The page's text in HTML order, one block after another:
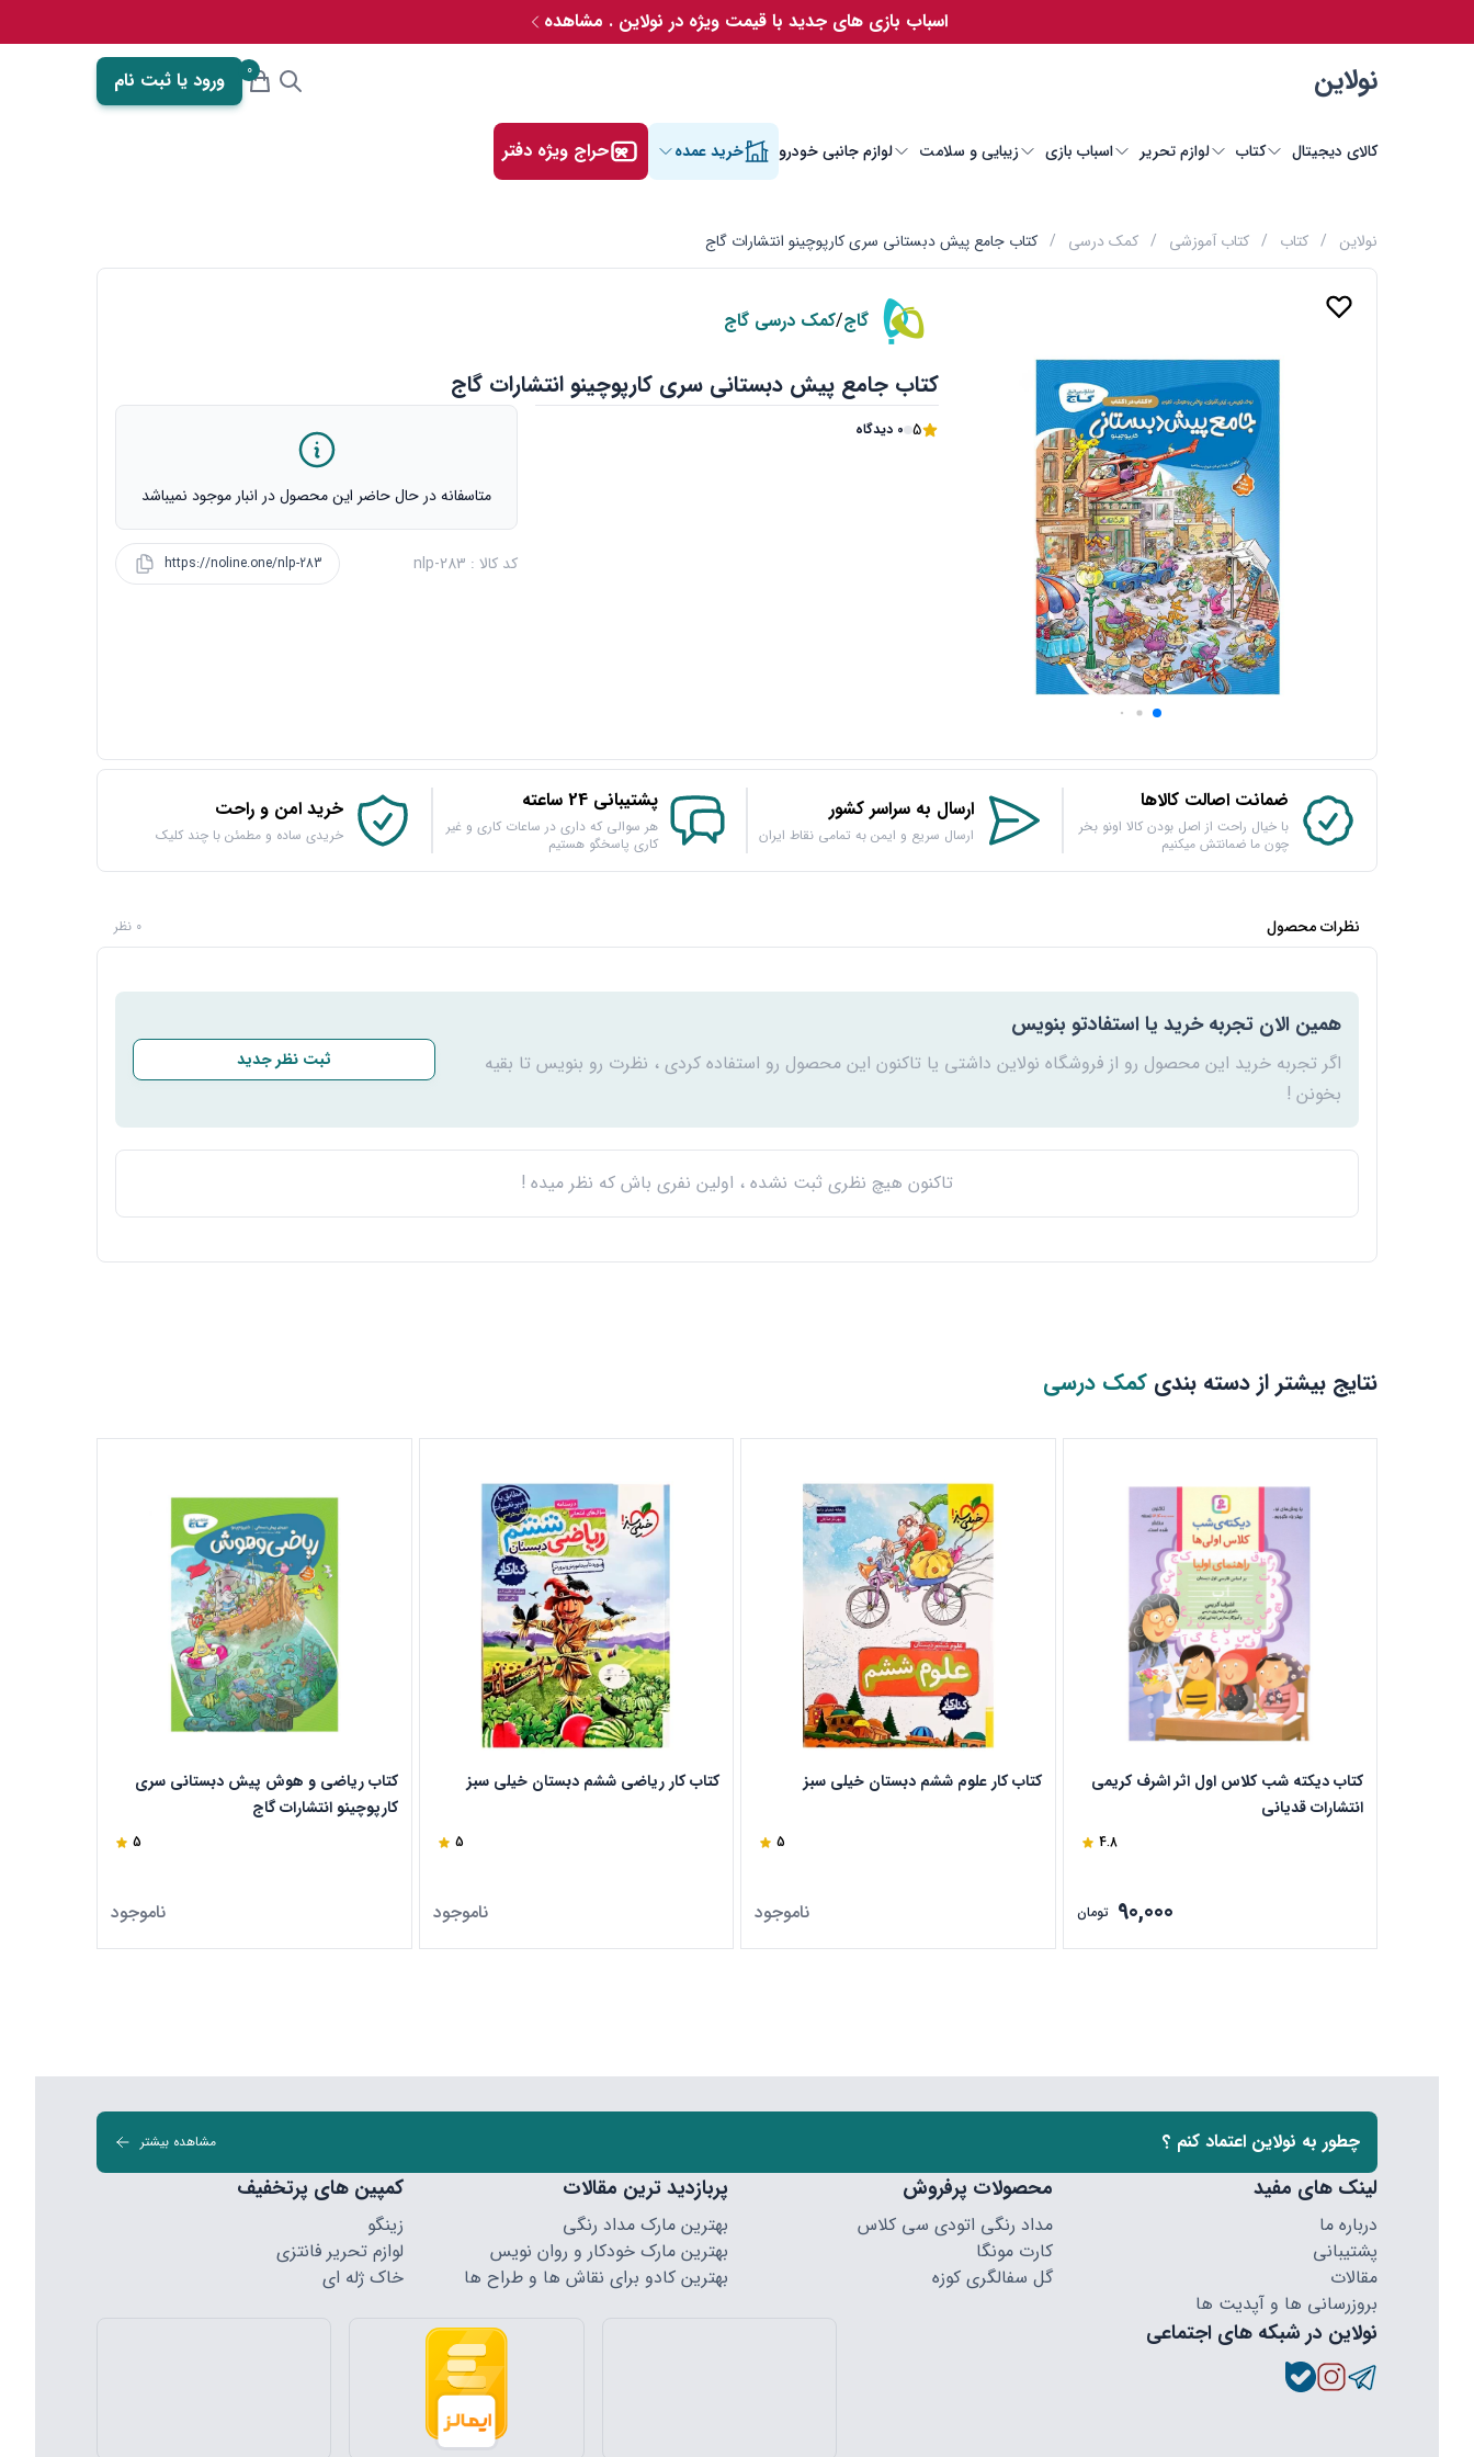
اسباب بازی های جدید با قیمت ویژه در نولاین . مشاهده
نولاین
کالای دیجیتال کتاب لوازم تحریر اسباب بازی زیبایی و سلامت لوازم جانبی خودرو خرید عمده حراج ویژه دفتر
0 ورود یا ثبت نام
نولاین / کتاب / کتاب آموزشی / کمک درسی / کتاب جامع پیش دبستانی سری کارپوچینو انتشارات گاج
گاج/کمک درسی گاج
کتاب جامع پیش دبستانی سری کارپوچینو انتشارات گاج
5 0 دیدگاه
متاسفانه در حال حاضر این محصول در انبار موجود نمیباشد
کد کالا : nlp-283 https://noline.one/nlp-283
ضمانت اصالت کالاها
با خیال راحت از اصل بودن کالا اونو بخر
چون ما ضمانتش میکنیم
ارسال به سراسر کشور
ارسال سریع و ایمن به تمامی نقاط ایران
پشتیبانی 24 ساعته
هر سوالی که داری در ساعات کاری و غیر
کاری پاسخگو هستیم
خرید امن و راحت
خریدی ساده و مطمئن با چند کلیک
نظرات محصول 0 نظر
همین الان تجربه خرید یا استفادتو بنویس
اگر تجربه خرید این محصول رو از فروشگاه نولاین داشتی یا تاکنون این محصول رو استفاده کردی ، نظرت رو بنویس تا بقیه
بخونن !
ثبت نظر جدید
تاکنون هیچ نظری ثبت نشده ، اولین نفری باش که نظر میده !
نتایج بیشتر از دسته بندی کمک درسی
کتاب دیکته شب کلاس اول اثر اشرف کریمی
انتشارات قدیانی
4.8
90,000 تومان
کتاب کار علوم ششم دبستان خیلی سبز
5
ناموجود
کتاب کار ریاضی ششم دبستان خیلی سبز
5
ناموجود
کتاب ریاضی و هوش پیش دبستانی سری
کارپوچینو انتشارات گاج
5
ناموجود
چطور به نولاین اعتماد کنم ؟ مشاهده بیشتر
لینک های مفید
درباره ما
پشتیبانی
مقالات
بروزرسانی ها و آپدیت ها
محصولات پرفروش
مداد رنگی اتودی سی کلاس
کارت مونگا
گل سفالگری کوزه
پربازدید ترین مقالات
بهترین مارک مداد رنگی
بهترین مارک خودکار و روان نویس
بهترین کادو برای نقاش ها و طراح ها
کمپین های پرتخفیف
زینگو
لوازم تحریر فانتزی
خاک ژله ای
نولاین در شبکه های اجتماعی